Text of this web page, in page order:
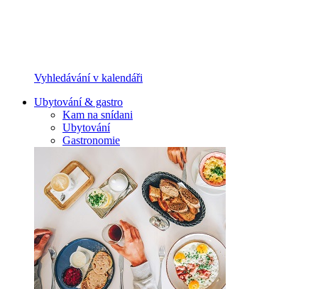
Vyhledávání v kalendáři
Ubytování & gastro
Kam na snídani
Ubytování
Gastronomie